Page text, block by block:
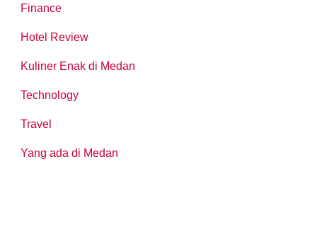
Finance
Hotel Review
Kuliner Enak di Medan
Technology
Travel
Yang ada di Medan